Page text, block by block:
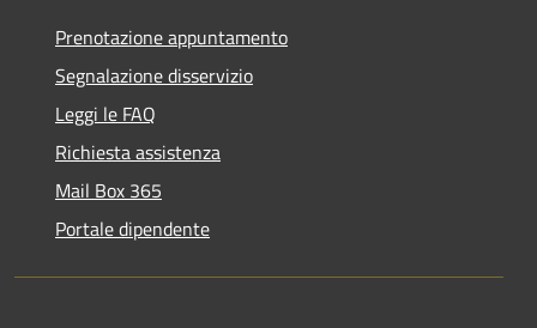
Prenotazione appuntamento
Segnalazione disservizio
Leggi le FAQ
Richiesta assistenza
Mail Box 365
Portale dipendente